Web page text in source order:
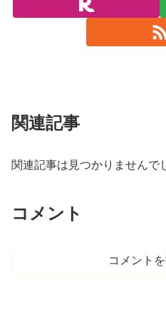
関連記事
関連記事は見つかりませんで
コメント
コメント